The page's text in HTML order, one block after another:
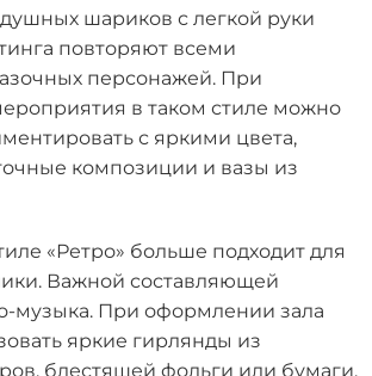
шариков с легкой руки
повторяют всеми
персонажей. При
в таком стиле можно
с яркими цвета,
композиции и вазы из
«Ретро» больше подходит для
Важной составляющей
музыка. При оформлении зала
яркие гирлянды из
блестящей фольги или бумаги.